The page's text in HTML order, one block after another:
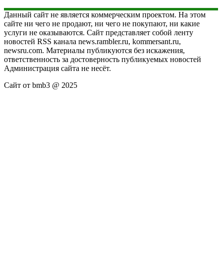
Данный сайт не является коммерческим проектом. На этом
сайте ни чего не продают, ни чего не покупают, ни какие
услуги не оказываются. Сайт представляет собой ленту
новостей RSS канала news.rambler.ru, kommersant.ru,
newsru.com. Материалы публикуются без искажения,
ответственность за достоверность публикуемых новостей
Администрация сайта не несёт.
Сайт от bmb3 @ 2025